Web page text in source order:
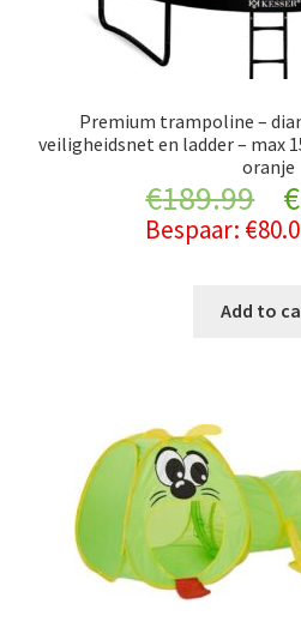
Premium trampoline –
veiligheidsnet en ladder – max
oranje
€189.99 €
Bespaar: €
Add to